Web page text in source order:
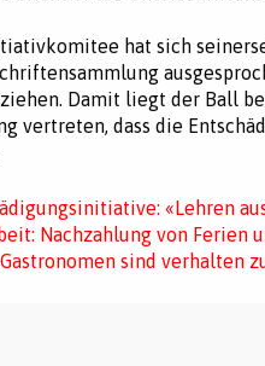
hat sich
Damit liegt der Ball
vertreten, dass die
«Lehren
Nachzahlung von Ferien
sind verhalten